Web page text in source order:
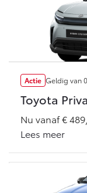
Actie Geldig van
Toyota
Nu vanaf €
Lees meer